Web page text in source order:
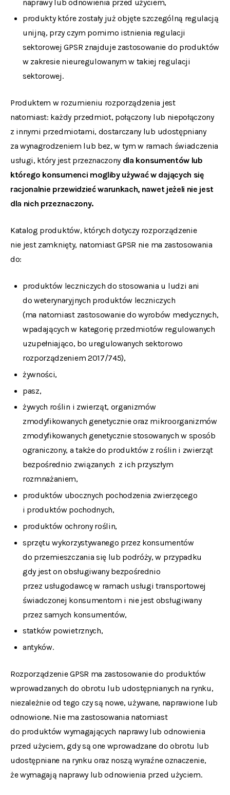
naprawy lub odnowienia przed użyciem,
produkty które zostały już objęte szczególną regulacją
unijną, przy czym pomimo istnienia regulacji
sektorowej GPSR znajduje zastosowanie do produktów
w zakresie nieuregulowanym w takiej regulacji
sektorowej.
Produktem w rozumieniu rozporządzenia jest
natomiast: każdy przedmiot, połączony lub niepołączony
z innymi przedmiotami, dostarczany lub udostępniany
za wynagrodzeniem lub bez, w tym w ramach świadczenia
usługi, który jest przeznaczony dla konsumentów lub
którego konsumenci mogliby używać w dających się
racjonalnie przewidzieć warunkach, nawet jeżeli nie jest
dla nich przeznaczony.
Katalog produktów, których dotyczy rozporządzenie
nie jest zamknięty, natomiast GPSR nie ma zastosowania
do:
produktów leczniczych do stosowania u ludzi ani
do weterynaryjnych produktów leczniczych
(ma natomiast zastosowanie do wyrobów medycznych,
wpadających w kategorię przedmiotów regulowanych
uzupełniająco, bo uregulowanych sektorowo
rozporządzeniem 2017/745),
żywności,
pasz,
żywych roślin i zwierząt, organizmów
zmodyfikowanych genetycznie oraz mikroorganizmów
zmodyfikowanych genetycznie stosowanych w sposób
ograniczony, a także do produktów z roślin i zwierząt
bezpośrednio związanych z ich przyszłym
rozmnażaniem,
produktów ubocznych pochodzenia zwierzęcego
i produktów pochodnych,
produktów ochrony roślin,
sprzętu wykorzystywanego przez konsumentów
do przemieszczania się lub podróży, w przypadku
gdy jest on obsługiwany bezpośrednio
przez usługodawcę w ramach usługi transportowej
świadczonej konsumentom i nie jest obsługiwany
przez samych konsumentów,
statków powietrznych,
antyków.
Rozporządzenie GPSR ma zastosowanie do produktów
wprowadzanych do obrotu lub udostępnianych na rynku,
niezależnie od tego czy są nowe, używane, naprawione lub
odnowione. Nie ma zastosowania natomiast
do produktów wymagających naprawy lub odnowienia
przed użyciem, gdy są one wprowadzane do obrotu lub
udostępniane na rynku oraz noszą wyraźne oznaczenie,
że wymagają naprawy lub odnowienia przed użyciem.